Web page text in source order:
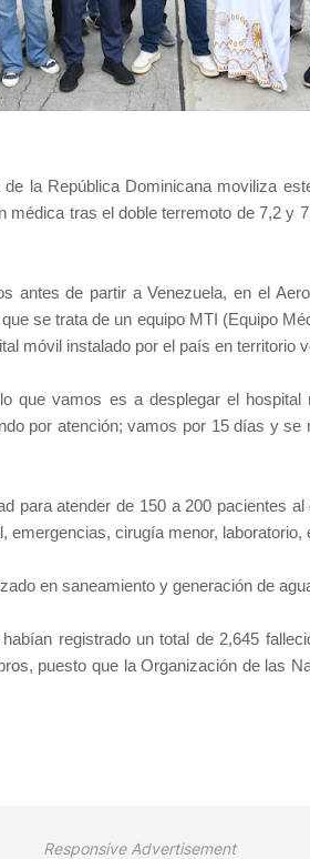
la República Dominicana moviliza
médica tras el doble terremoto de 7,2 y
antes de partir a Venezuela, en el
se trata de un equipo MTI (Equipo
móvil instalado por el país en territorio
que vamos es a desplegar el
por atención; vamos por 15 días y se
para atender de 150 a 200 pacientes
emergencias, cirugía menor, laboratorio,
en saneamiento y generación de
registrado un total de 2,645
puesto que la Organización de las
Responsive Advertisement